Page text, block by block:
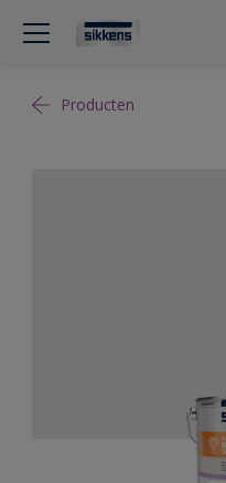
Producten